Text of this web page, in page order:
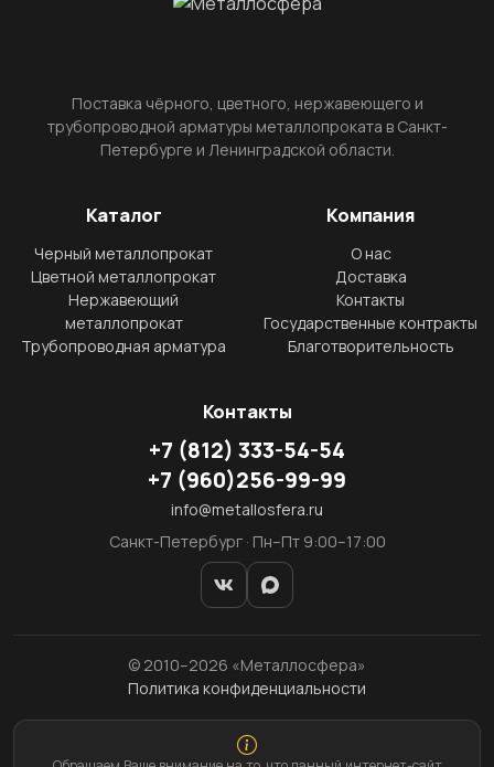
Поставка чёрного, цветного, нержавеющего и
трубопроводной арматуры металлопроката в Санкт-
Петербурге и Ленинградской области.
Каталог
Черный металлопрокат
Цветной металлопрокат
Нержавеющий
металлопрокат
Трубопроводная арматура
Компания
О нас
Доставка
Контакты
Государственные контракты
Благотворительность
Контакты
+7 (812) 333-54-54
+7 (960)256-99-99
info@metallosfera.ru
Санкт-Петербург · Пн–Пт 9:00–17:00
© 2010–2026 «Металлосфера»
Политика конфиденциальности